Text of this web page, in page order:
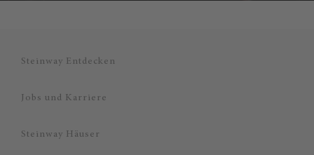
Steinway Entdecken
Jobs und Karriere
Steinway Häuser